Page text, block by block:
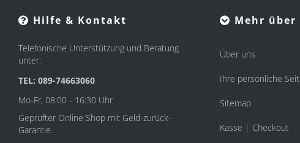
Hilfe & Kontakt
Telefonische Unterstützung und Beratung
unter:
TEL: 089-74663060
Mo-Fr, 08:00 - 16:30 Uhr
Geprüfter Online Shop mit Geld-zurück-
Garantie.
Mehr über
Über uns
Ihre persönliche
Sitemap
Kasse | Checkout